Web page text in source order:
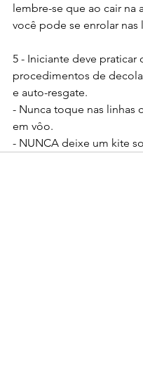
lembre-se que ao cair na
você pode se enrolar nas
5 - Iniciante deve praticar
procedimentos de
e auto-resgate.
- Nunca toque nas linhas
em vôo.
- NUNCA deixe um kite